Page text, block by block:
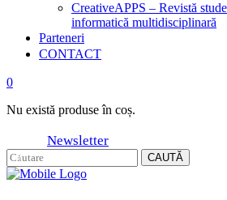
CreativeAPPS – Revistă
informatică multidisciplinară
Parteneri
CONTACT
0
Nu există produse în coș.
Newsletter
CAUTĂ